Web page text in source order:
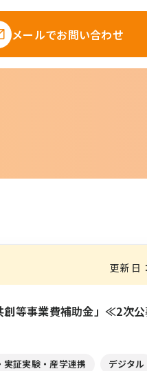
メールでお問い合わせ
更新日：
創等事業費補助金」≪2次
実証実験・産学連携
デジタル